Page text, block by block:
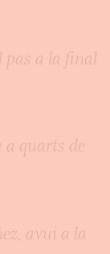
pas a la final
a quarts de
avui a la